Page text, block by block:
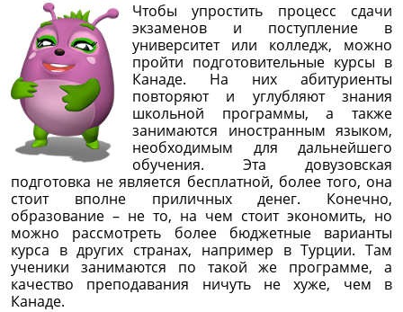
Чтобы упростить процесс сдачи
экзаменов и поступление в
университет или колледж, можно
пройти подготовительные курсы в
Канаде. На них абитуриенты
повторяют и углубляют знания
школьной программы, а также
занимаются иностранным языком,
необходимым для дальнейшего
обучения. Эта довузовская
подготовка не является бесплатной, более того, она
стоит вполне приличных денег. Конечно,
образование – не то, на чем стоит экономить, но
можно рассмотреть более бюджетные варианты
курса в других странах, например в Турции. Там
ученики занимаются по такой же программе, а
качество преподавания ничуть не хуже, чем в
Канаде.